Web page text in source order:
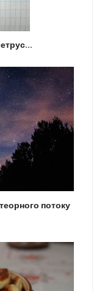
потоку